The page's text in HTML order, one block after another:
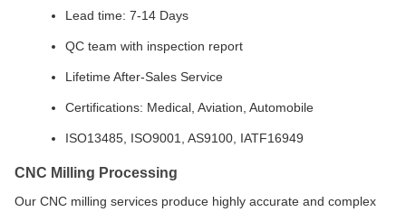
Lead time: 7-14 Days
QC team with inspection report
Lifetime After-Sales Service
Certifications: Medical, Aviation, Automobile
ISO13485, ISO9001, AS9100, IATF16949
CNC Milling Processing
Our CNC milling services produce highly accurate and complex